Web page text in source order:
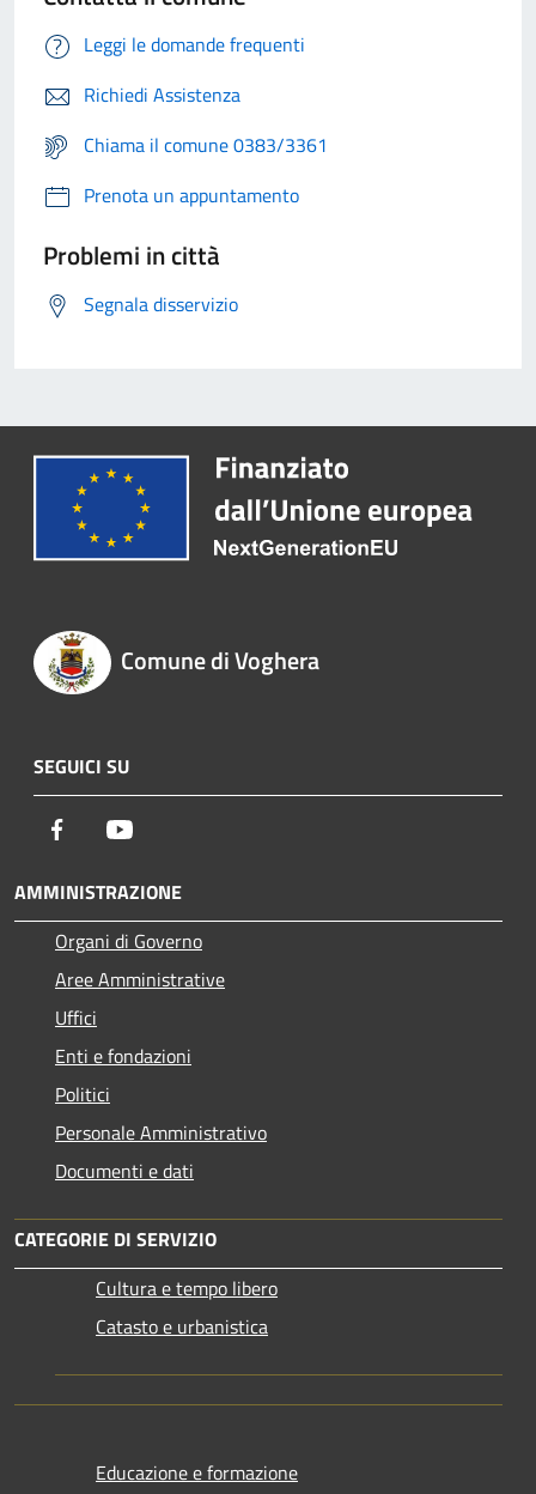
Leggi le domande frequenti
Richiedi Assistenza
Chiama il comune 0383/3361
Prenota un appuntamento
Problemi in città
Segnala disservizio
Comune di Voghera
SEGUICI SU
Facebook
AMMINISTRAZIONE
Organi di Governo
Aree Amministrative
Uffici
Enti e fondazioni
Politici
Personale Amministrativo
Documenti e dati
CATEGORIE DI SERVIZIO
Cultura e tempo libero
Catasto e urbanistica
Educazione e formazione